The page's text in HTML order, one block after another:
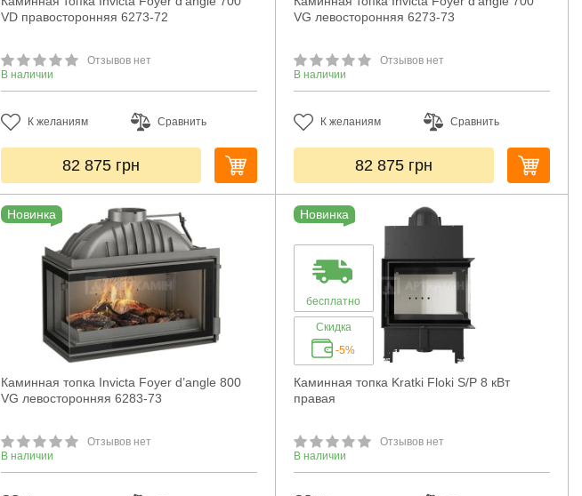
VD правосторонняя 6273-72
Отзывов нет
В наличии
К желаниям Сравнить
82 875 грн
VG левосторонняя 6273-73
Отзывов нет
В наличии
К желаниям Сравнить
82 875 грн
Новинка
Каминная топка Invicta Foyer d’angle 800
VG левосторонняя 6283-73
Отзывов нет
В наличии
Новинка
бесплатно
Скидка
-5%
Каминная топка Kratki Floki S/P 8 кВт
правая
Отзывов нет
В наличии